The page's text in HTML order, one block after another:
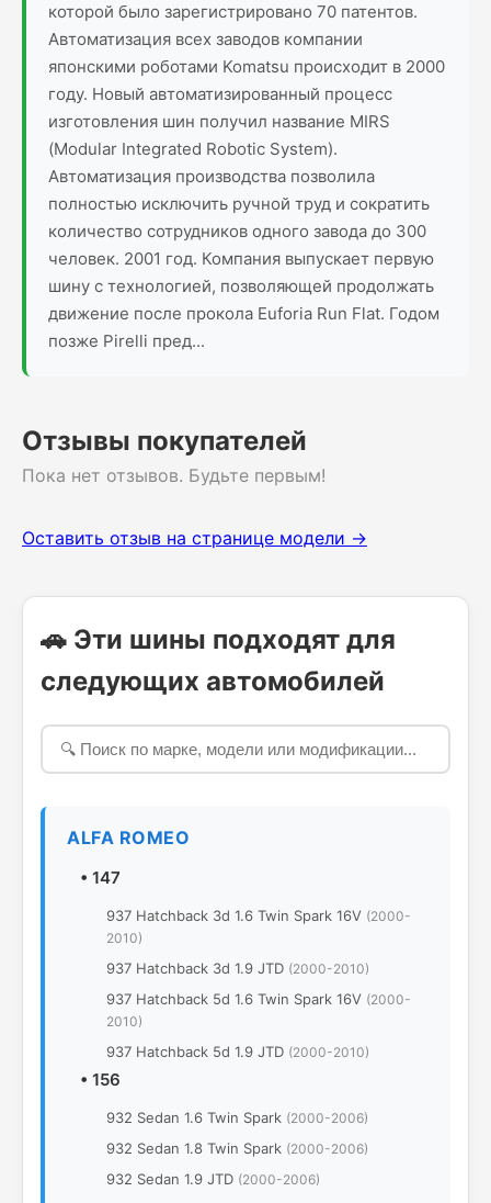
которой было зарегистрировано 70 патентов.
Автоматизация всех заводов компании
японскими роботами Komatsu происходит в 2000
году. Новый автоматизированный процесс
изготовления шин получил название MIRS
(Modular Integrated Robotic System).
Автоматизация производства позволила
полностью исключить ручной труд и сократить
количество сотрудников одного завода до 300
человек. 2001 год. Компания выпускает первую
шину с технологией, позволяющей продолжать
движение после прокола Euforia Run Flat. Годом
позже Pirelli пред...
Отзывы покупателей
Пока нет отзывов. Будьте первым!
Оставить отзыв на странице модели →
🚗 Эти шины подходят для
следующих автомобилей
ALFA ROMEO
• 147
937 Hatchback 3d 1.6 Twin Spark 16V (2000-
2010)
937 Hatchback 3d 1.9 JTD (2000-2010)
937 Hatchback 5d 1.6 Twin Spark 16V (2000-
2010)
937 Hatchback 5d 1.9 JTD (2000-2010)
• 156
932 Sedan 1.6 Twin Spark (2000-2006)
932 Sedan 1.8 Twin Spark (2000-2006)
932 Sedan 1.9 JTD (2000-2006)